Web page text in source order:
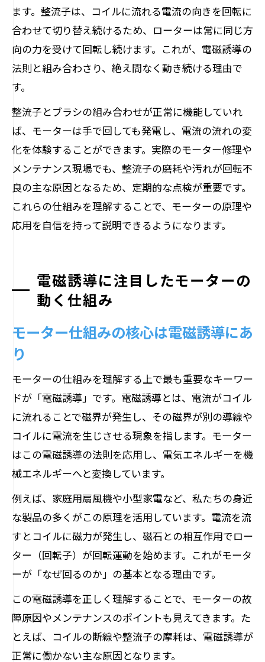
ます。整流子は、コイルに流れる電流の向きを回転に
合わせて切り替え続けるため、ローターは常に同じ方
向の力を受けて回転し続けます。これが、電磁誘導の
法則と組み合わさり、絶え間なく動き続ける理由で
す。
整流子とブラシの組み合わせが正常に機能していれ
ば、モーターは手で回しても発電し、電流の流れの変
化を体験することができます。実際のモーター修理や
メンテナンス現場でも、整流子の磨耗や汚れが回転不
良の主な原因となるため、定期的な点検が重要です。
これらの仕組みを理解することで、モーターの原理や
応用を自信を持って説明できるようになります。
電磁誘導に注目したモーターの
動く仕組み
モーター仕組みの核心は電磁誘導にあ
り
モーターの仕組みを理解する上で最も重要なキーワー
ドが「電磁誘導」です。電磁誘導とは、電流がコイル
に流れることで磁界が発生し、その磁界が別の導線や
コイルに電流を生じさせる現象を指します。モーター
はこの電磁誘導の法則を応用し、電気エネルギーを機
械エネルギーへと変換しています。
例えば、家庭用扇風機や小型家電など、私たちの身近
な製品の多くがこの原理を活用しています。電流を流
すとコイルに磁力が発生し、磁石との相互作用でロー
ター（回転子）が回転運動を始めます。これがモータ
ーが「なぜ回るのか」の基本となる理由です。
この電磁誘導を正しく理解することで、モーターの故
障原因やメンテナンスのポイントも見えてきます。た
とえば、コイルの断線や整流子の摩耗は、電磁誘導が
正常に働かない主な原因となります。